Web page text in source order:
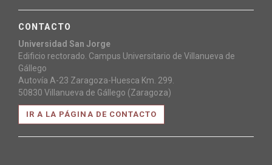
CONTACTO
Universidad San Jorge
Edificio rectorado. Campus Universitario de Villanueva de
Gállego
Autovía A-23 Zaragoza-Huesca Km. 299.
50830 Villanueva de Gállego (Zaragoza)
IR A LA PÁGINA DE CONTACTO